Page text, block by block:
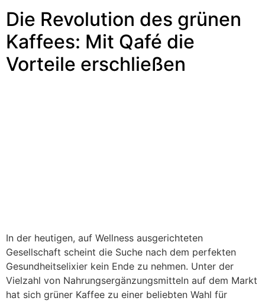
Die Revolution des grünen
Kaffees: Mit Qafé die
Vorteile erschließen
In der heutigen, auf Wellness ausgerichteten
Gesellschaft scheint die Suche nach dem perfekten
Gesundheitselixier kein Ende zu nehmen. Unter der
Vielzahl von Nahrungsergänzungsmitteln auf dem Markt
hat sich grüner Kaffee zu einer beliebten Wahl für